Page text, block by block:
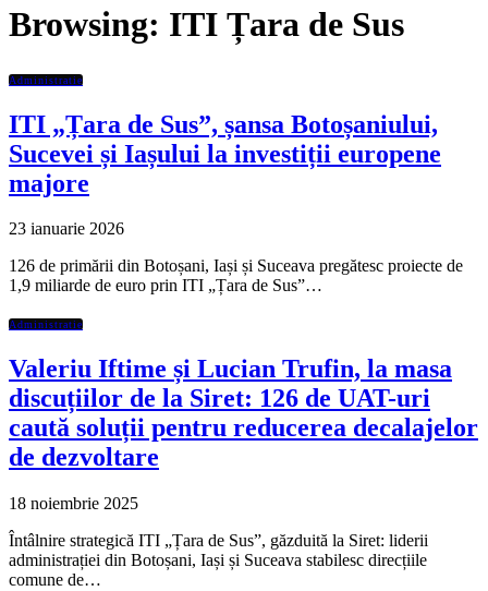
Browsing: ITI Țara de Sus
Administratie
ITI „Țara de Sus”, șansa Botoșaniului,
Sucevei și Iașului la investiții europene
majore
23 ianuarie 2026
126 de primării din Botoșani, Iași și Suceava pregătesc proiecte de
1,9 miliarde de euro prin ITI „Țara de Sus”…
Administratie
Valeriu Iftime și Lucian Trufin, la masa
discuțiilor de la Siret: 126 de UAT-uri
caută soluții pentru reducerea decalajelor
de dezvoltare
18 noiembrie 2025
Întâlnire strategică ITI „Țara de Sus”, găzduită la Siret: liderii
administrației din Botoșani, Iași și Suceava stabilesc direcțiile
comune de…